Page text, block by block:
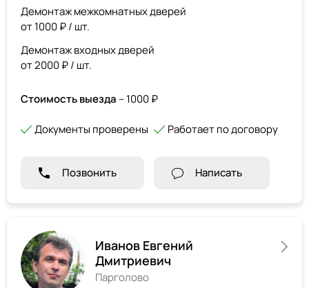
Демонтаж межкомнатных дверей
от 1000 ₽ / шт.
Демонтаж входных дверей
от 2000 ₽ / шт.
Стоимость выезда – 1000 ₽
Документы проверены Работает по договору
Позвонить Написать
Иванов Евгений
Дмитриевич
Парголово